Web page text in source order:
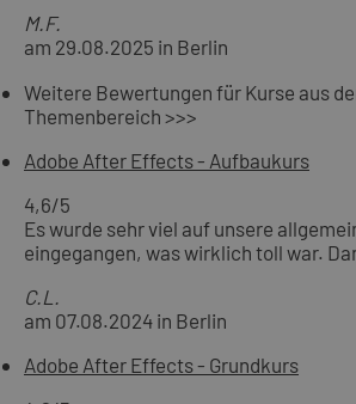
M.F.
am 29.08.2025 in Berlin
Weitere Bewertungen für Kurse aus
Themenbereich >>>
Adobe After Effects - Aufbaukurs
4,6/5
Es wurde sehr viel auf unsere
eingegangen, was wirklich toll war.
C.L.
am 07.08.2024 in Berlin
Adobe After Effects - Grundkurs